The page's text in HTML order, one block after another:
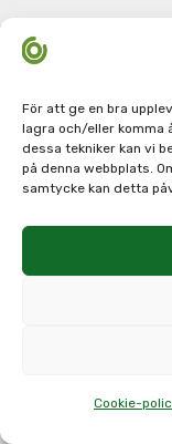
För att ge en bra
lagra och/eller komma
dessa tekniker kan vi
på denna webbplats.
samtycke kan detta
Cookie-